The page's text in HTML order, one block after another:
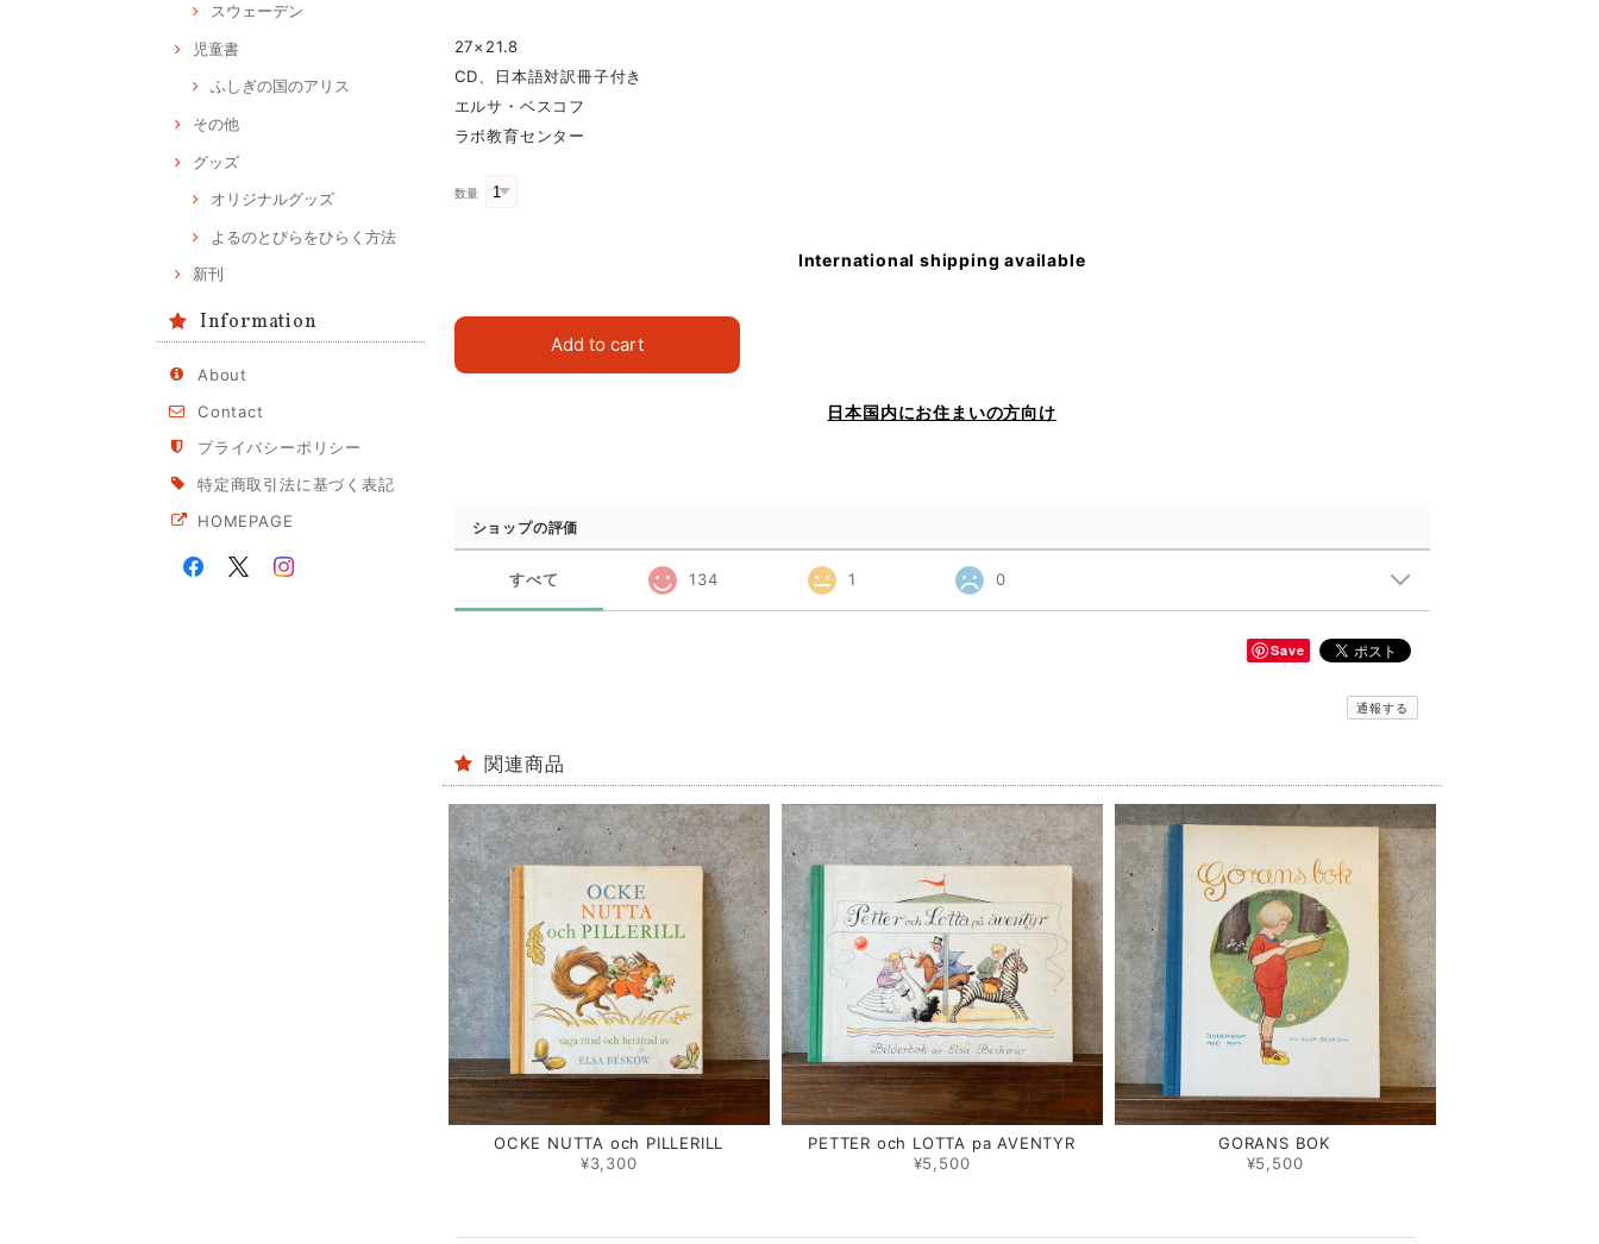
スウェーデン
児童書
ふしぎの国のアリス
その他
グッズ
オリジナルグッズ
よるのとびらをひらく方法
新刊
Information
About
Contact
プライバシーポリシー
特定商取引法に基づく表記
HOMEPAGE
27×21.8
CD、日本語対訳冊子付き
エルサ・ベスコフ
ラボ教育センター
数量
International shipping available
Add to cart
日本国内にお住まいの方向け
ショップの評価
すべて 134 1 0
Save
通報する
関連商品
OCKE NUTTA och PILLERILL
¥3,300
PETTER och LOTTA pa AVENTYR
¥5,500
GORANS BOK
¥5,500